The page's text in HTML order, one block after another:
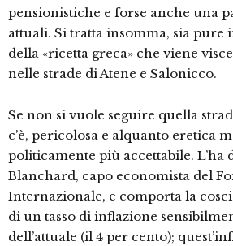
pensionistiche e forse anche una
attuali. Si tratta insomma, sia pure
della «ricetta greca» che viene
nelle strade di Atene e Salonicco.
Se non si vuole seguire quella
c’è, pericolosa e alquanto eretica
politicamente più accettabile. L’ha
Blanchard, capo economista del
Internazionale, e comporta la
di un tasso di inflazione
dell’attuale (il 4 per cento);